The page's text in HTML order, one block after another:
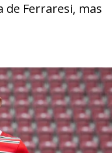
de Ferraresi, mas